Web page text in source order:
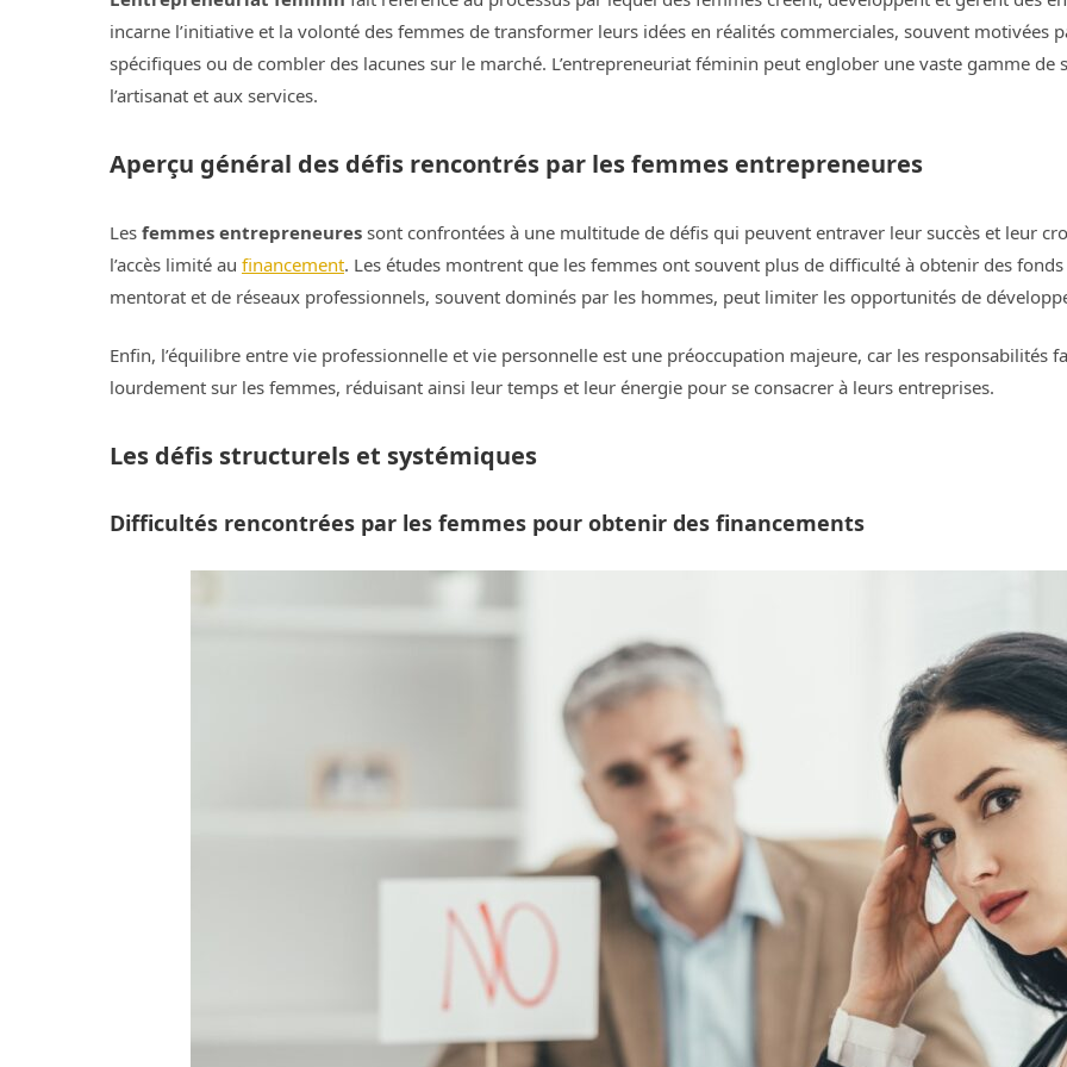
incarne l’initiative et la volonté des femmes de transformer leurs idées en réalités commerciales, souvent motivées
spécifiques ou de combler des lacunes sur le marché. L’entrepreneuriat féminin peut englober une vaste gamme de
l’artisanat et aux services.
Aperçu général des défis rencontrés par les femmes entrepreneures
Les femmes entrepreneures sont confrontées à une multitude de défis qui peuvent entraver leur succès et leur
l’accès limité au financement. Les études montrent que les femmes ont souvent plus de difficulté à obtenir des
mentorat et de réseaux professionnels, souvent dominés par les hommes, peut limiter les opportunités de
Enfin, l’équilibre entre vie professionnelle et vie personnelle est une préoccupation majeure, car les responsabilités
lourdement sur les femmes, réduisant ainsi leur temps et leur énergie pour se consacrer à leurs entreprises.
Les défis structurels et systémiques
Difficultés rencontrées par les femmes pour obtenir des financements